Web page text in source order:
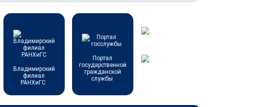
Владимирский
филиал
РАНХиГС
Портал
государственной
гражданской
службы